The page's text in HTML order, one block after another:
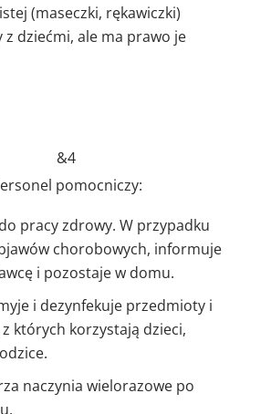
(maseczki, rękawiczki)
z dziećmi, ale ma prawo je
&4
pomocniczy:
pracy zdrowy. W przypadku
chorobowych, informuje
i pozostaje w domu.
i dezynfekuje przedmioty i
których korzystają dzieci,
naczynia wielorazowe po